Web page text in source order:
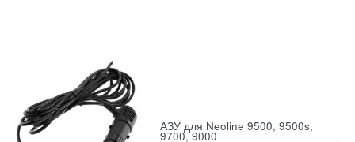
АЗУ для Neoline 9500, 9500s,
9700, 9000